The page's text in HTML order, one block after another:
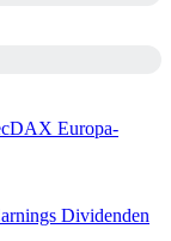
Europa-
Dividenden